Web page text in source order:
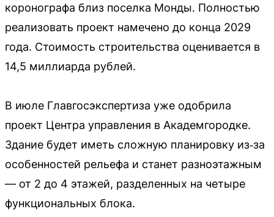
коронографа близ поселка Монды. Полностью
реализовать проект намечено до конца 2029
года. Стоимость строительства оценивается в
14,5 миллиарда рублей.
В июле Главгосэкспертиза уже одобрила
проект Центра управления в Академгородке.
Здание будет иметь сложную планировку из‑за
особенностей рельефа и станет разноэтажным
— от 2 до 4 этажей, разделенных на четыре
функциональных блока.